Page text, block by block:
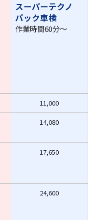
スーパーテクノ
パック車検
作業時間60分〜
11,000
14,080
17,650
24,600